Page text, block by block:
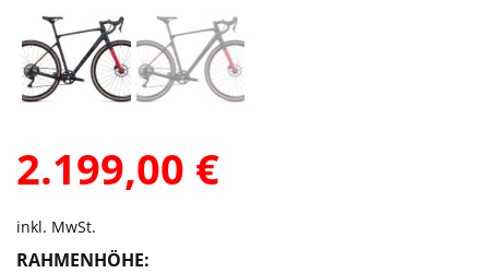
2.199,00 €
inkl. MwSt.
RAHMENHÖHE: